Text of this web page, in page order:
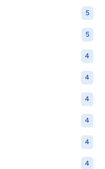
5
5
4
4
4
4
4
4